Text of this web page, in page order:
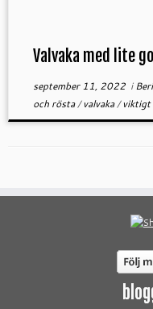
Valvaka med lite
september 11, 2022i
och rösta/valvaka/viktigt